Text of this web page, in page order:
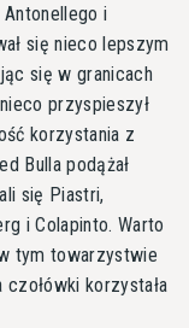
i
się nieco lepszym
się w granicach
przyspieszył
korzystania z
Bulla podążał
się Piastri,
i Colapinto. Warto
tym towarzystwie
korzystała